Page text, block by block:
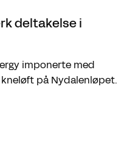
deltakelse i
imponerte med
på Nydalenløpet.